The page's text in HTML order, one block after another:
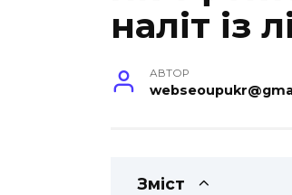
наліт із
АВТОР
Зміст